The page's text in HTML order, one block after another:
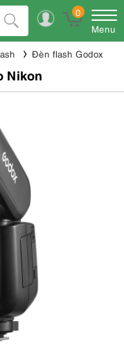
0
Menu
Đèn flash Godox
Nikon